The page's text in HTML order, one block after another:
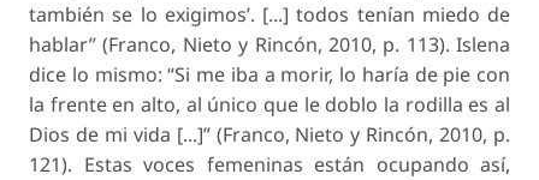
también se lo exigimos’. [...] todos tenían miedo de
hablar” (Franco, Nieto y Rincón, 2010, p. 113). Islena
dice lo mismo: “Si me iba a morir, lo haría de pie con
la frente en alto, al único que le doblo la rodilla es al
Dios de mi vida [...]” (Franco, Nieto y Rincón, 2010, p.
121). Estas voces femeninas están ocupando así,